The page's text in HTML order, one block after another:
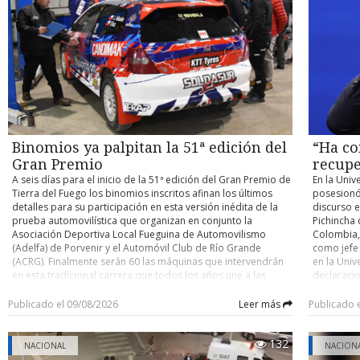
atribuido a Irán. Con información de Infobae
accidente y determinar eventuales responsabilidades. Su
control de detención quedó fijado para este domingo.
el
acceder
cerrado
y
Binomios ya palpitan la 51ª edición del
Gran Premio
A seis días para el inicio de la 51ª edición del Gran Premio de
Tierra del Fuego los binomios inscritos afinan los últimos
detalles para su participación en esta versión inédita de la
prueba automovilística que organizan en conjunto la
Asociación Deportiva Local Fueguina de Automovilismo
(Adelfa) de Porvenir y el Automóvil Club de Río Grande
(ACRG). Finalmente serán 60 las máquinas que intervendrán
en esta tradicional carrera que todos los años une a las
vuelta, con partida y llegada este año en la capital fueguina.
Como es ya conocido, para esta versión los organizadores
determinaron que la carrera se dispute por etapas,
reemplazando lo que se realizaba hasta la edición pasada
que era de bandera a bandera y sin detenciones entremedio
Publicado el 09/08/2026 Leer más
“Ha
En la
discurso
Pichincha
como
en la
nacional”
país. En
Ha
autoridad
Publicado
NACIONAL 132